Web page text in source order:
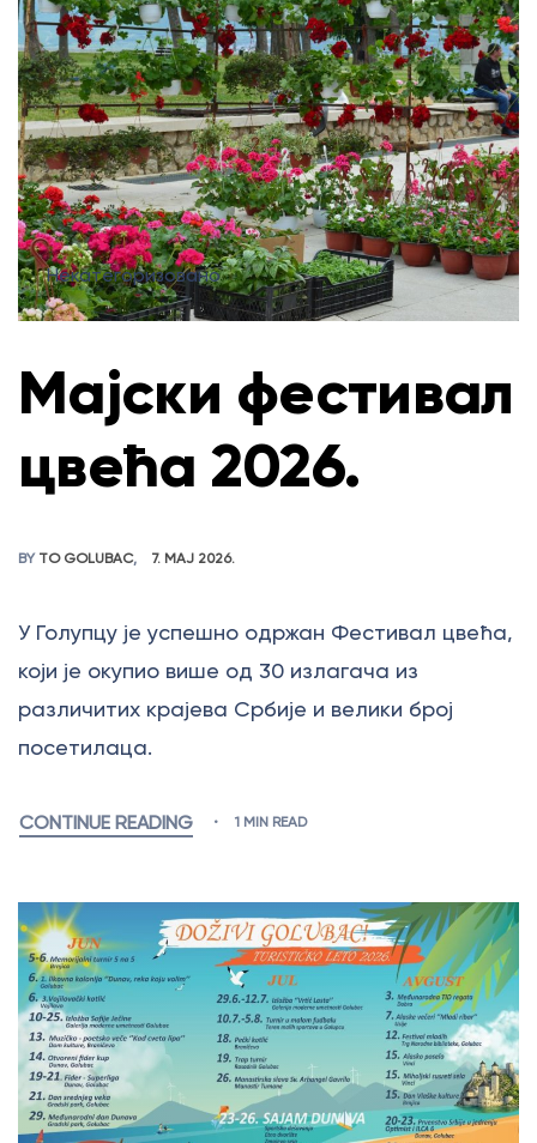
Некатегоризовано
Мајски фестивал
цвећа 2026.
BY TO GOLUBAC 7. МАЈ 2026.
У Голупцу је успешно одржан Фестивал цвећа,
који је окупио више од 30 излагача из
различитих крајева Србије и велики број
посетилаца.
CONTINUE READING 1 MIN READ